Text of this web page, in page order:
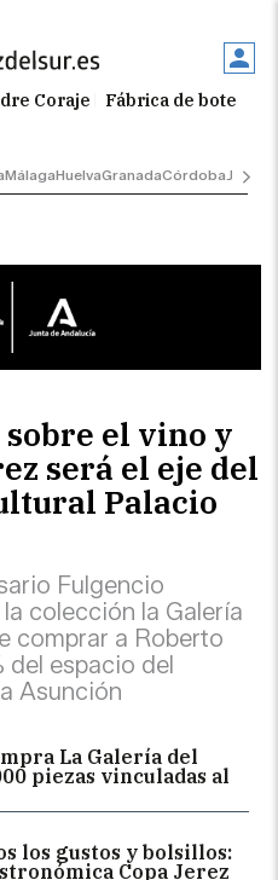
Coraje Fábrica de botellas
MálagaHuelvaGranadaCórdobaJaén
el vino y
será el eje del
Palacio
Fulgencio
colección la Galería
comprar a Roberto
del espacio del
Asunción
La Galería del
piezas vinculadas al
los gustos y bolsillos:
Copa Jerez